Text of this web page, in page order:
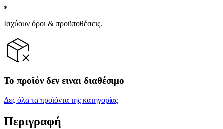
Ισχύουν όροι & προϋποθέσεις.
Το προϊόν δεν ειναι διαθέσιμο
Δες όλα τα προϊόντα της κατηγορίας
Περιγραφή